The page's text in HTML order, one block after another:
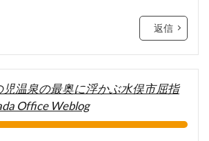
返信
温泉の最奥に浮かぶ水俣市屈指
Office Weblog